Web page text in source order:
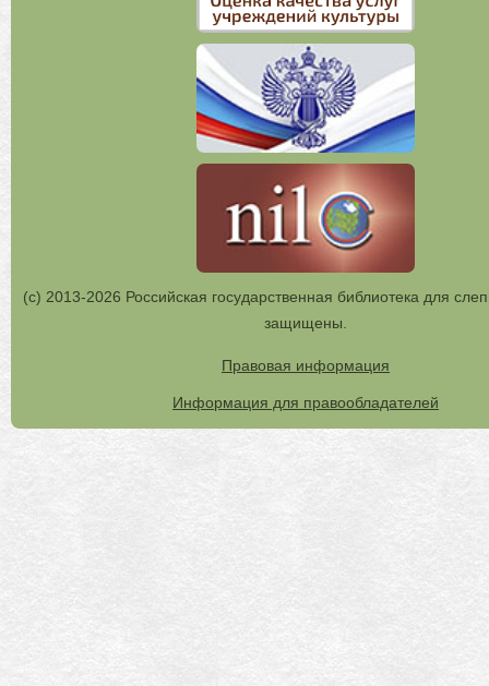
(с) 2013-2026 Российская государственная библиотека для
защищены.
Правовая информация
Информация для правообладателей